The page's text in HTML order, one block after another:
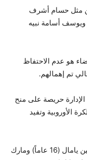
مثل حسام أشرف
ويوسف أسامة نبيه
هو عدم الاحتفاظ
تم إهمالهم.
حريصة على منح
الأوروبية وتفيد
وإلى جانب خافي وبيدري، ظهر مؤخراً لامين يامال (16 عاماً) ومارك